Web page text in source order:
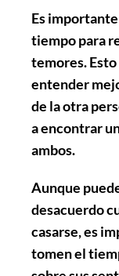
Es
tiempo para
temores. Esto
entender
de la otra
a encontrar
ambos.
Aunque
desacuerdo
casarse, es
tomen el